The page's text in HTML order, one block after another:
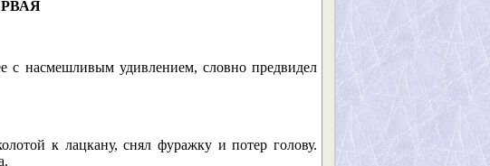
с насмешливым удивлением, словно предвидел
к лацкану, снял фуражку и потер голову.